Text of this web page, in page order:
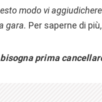
modo vi
gara. Per saperne di più,
prima